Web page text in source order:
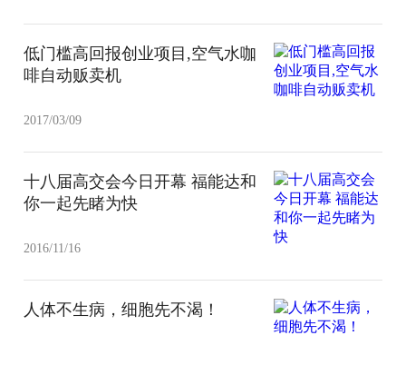
低门槛高回报创业项目,空气水咖
啡自动贩卖机
2017/03/09
十八届高交会今日开幕 福能达和
你一起先睹为快
2016/11/16
人体不生病，细胞先不渴！